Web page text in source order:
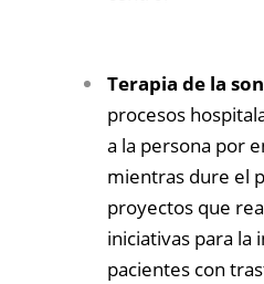
Terapia de la
procesos
a la persona por
mientras dure el
proyectos que
iniciativas para la
pacientes con